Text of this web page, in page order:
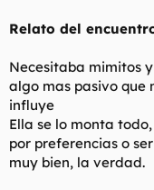
Relato del
Necesitaba mimitos
algo mas pasivo que
influye
Ella se lo monta
por preferencias o
muy bien, la verdad.